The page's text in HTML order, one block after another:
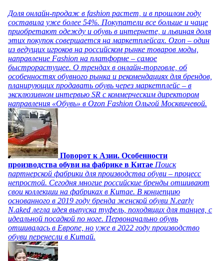
Доля онлайн-продаж в fashion растет, и в прошлом году
составила уже более 54%. Покупатели все больше и чаще
приобретают одежду и обувь в интернете, и львиная доля
этих покупок совершается на маркетплейсах. Ozon – один
из ведущих игроков на российском рынке товаров моды,
направление Fashion на платформе – самое
быстрорастущее. О трендах в онлайн-торговле, об
особенностях обувного рынка и рекомендациях для брендов,
планирующих продавать обувь через маркетплейс – в
эксклюзивном интервью SR с коммерческим директором
направления «Обувь» в Ozon Fashion Ольгой Москвичевой.
Поворот к Азии. Особенности
производства обуви на фабрике в Китае Поиск
партнерской фабрики для производства обуви – процесс
непростой. Сегодня многие российские бренды отшивают
свои коллекции на фабриках в Китае. В концепцию
основанного в 2019 году бренда женской обуви N.early
N.aked легла идея выпуска туфель, походящих для танцев, с
идеальной посадкой по ноге. Первоначально обувь
отшивалась в Европе, но уже в 2022 году производство
обуви перенесли в Китай.